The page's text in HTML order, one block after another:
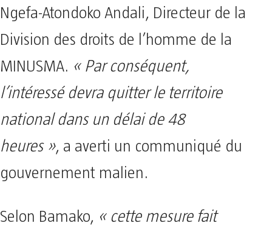
Ngefa-Atondoko Andali, Directeur de la
Division des droits de l’homme de la
MINUSMA. « Par conséquent,
l’intéressé devra quitter le territoire
national dans un délai de 48
heures », a averti un communiqué du
gouvernement malien.
Selon Bamako, « cette mesure fait